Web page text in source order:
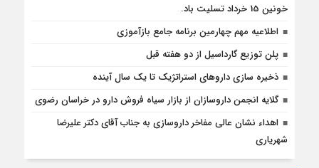
خونین 15 خرداد تسلیت باد.
اطلاعیه مهم چهارمین برنامه جامع بازآموزی
پلن توزیع گارداسیل از دو هفته قبل
ذخیره سازی داروهای استراتژیک تا یک سال آینده
گلایه انجمن داروسازان از بازار سیاه فروش دارو در خراسان رضوی
اهداء نشان عالی مفاخر داروسازی به جناب آقای دکتر علیرضا
شهریاری